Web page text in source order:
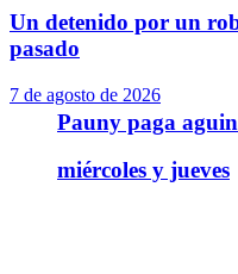
Pauny paga
miércoles y jueves
Un detenido por un
pasado
7 de agosto de 2026